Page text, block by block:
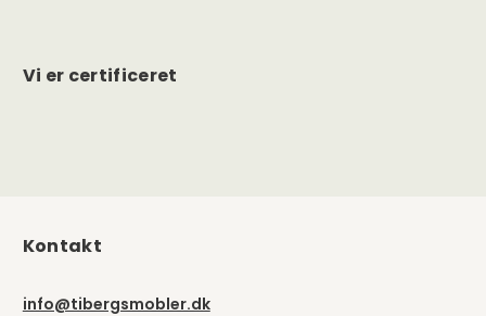
Vi er certificeret
Kontakt
info@tibergsmobler.dk